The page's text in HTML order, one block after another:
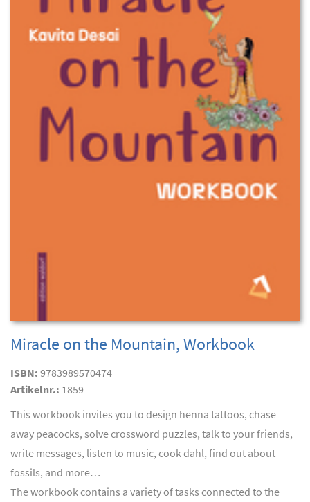
Miracle on the Mountain, Workbook
ISBN: 9783989570474
Artikelnr.: 1859
This workbook invites you to design henna tattoos, chase
away peacocks, solve crossword puzzles, talk to your friends,
write messages, listen to music, cook dahl, find out about
fossils, and more…
The workbook contains a variety of tasks connected to the